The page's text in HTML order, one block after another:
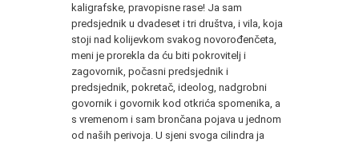
kaligrafske, pravopisne rase! Ja sam
predsjednik u dvadeset i tri društva, i vila, koja
stoji nad kolijevkom svakog novorođenčeta,
meni je prorekla da ću biti pokrovitelj i
zagovornik, počasni predsjednik i
predsjednik, pokretač, ideolog, nadgrobni
govornik i govornik kod otkrića spomenika, a
s vremenom i sam brončana pojava u jednom
od naših perivoja. U sjeni svoga cilindra ja